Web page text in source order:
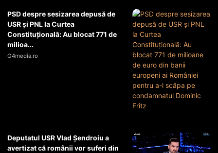
PSD despre sesizarea depusă de
USR și PNL la Curtea
Constituțională: Au blocat 771 de
milioa...
G4media.ro
Deputatul USR Vlad Șendroiu a
avertizat că românii vor suferi din